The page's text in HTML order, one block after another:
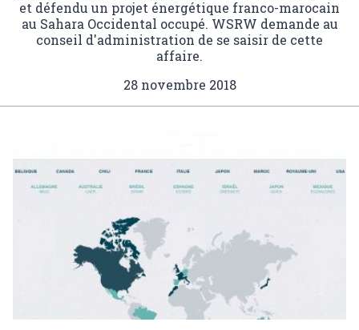
et défendu un projet énergétique franco-marocain
au Sahara Occidental occupé. WSRW demande au
conseil d'administration de se saisir de cette
affaire.
28 novembre 2018